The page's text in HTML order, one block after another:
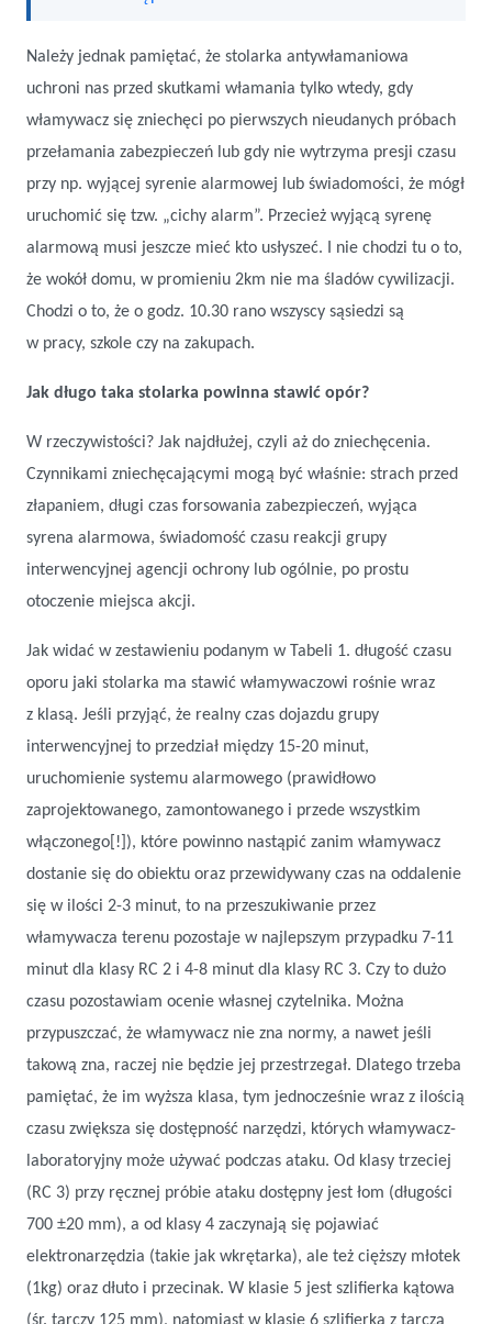
Należy jednak pamiętać, że stolarka antywłamaniowa
uchroni nas przed skutkami włamania tylko wtedy, gdy
włamywacz się zniechęci po pierwszych nieudanych próbach
przełamania zabezpieczeń lub gdy nie wytrzyma presji czasu
przy np. wyjącej syrenie alarmowej lub świadomości, że mógł
uruchomić się tzw. „cichy alarm”. Przecież wyjącą syrenę
alarmową musi jeszcze mieć kto usłyszeć. I nie chodzi tu o to,
że wokół domu, w promieniu 2km nie ma śladów cywilizacji.
Chodzi o to, że o godz. 10.30 rano wszyscy sąsiedzi są
w pracy, szkole czy na zakupach.
Jak długo taka stolarka powinna stawić opór?
W rzeczywistości? Jak najdłużej, czyli aż do zniechęcenia.
Czynnikami zniechęcającymi mogą być właśnie: strach przed
złapaniem, długi czas forsowania zabezpieczeń, wyjąca
syrena alarmowa, świadomość czasu reakcji grupy
interwencyjnej agencji ochrony lub ogólnie, po prostu
otoczenie miejsca akcji.
Jak widać w zestawieniu podanym w Tabeli 1. długość czasu
oporu jaki stolarka ma stawić włamywaczowi rośnie wraz
z klasą. Jeśli przyjąć, że realny czas dojazdu grupy
interwencyjnej to przedział między 15-20 minut,
uruchomienie systemu alarmowego (prawidłowo
zaprojektowanego, zamontowanego i przede wszystkim
włączonego[!]), które powinno nastąpić zanim włamywacz
dostanie się do obiektu oraz przewidywany czas na oddalenie
się w ilości 2-3 minut, to na przeszukiwanie przez
włamywacza terenu pozostaje w najlepszym przypadku 7-11
minut dla klasy RC 2 i 4-8 minut dla klasy RC 3. Czy to dużo
czasu pozostawiam ocenie własnej czytelnika. Można
przypuszczać, że włamywacz nie zna normy, a nawet jeśli
takową zna, raczej nie będzie jej przestrzegał. Dlatego trzeba
pamiętać, że im wyższa klasa, tym jednocześnie wraz z ilością
czasu zwiększa się dostępność narzędzi, których włamywacz-
laboratoryjny może używać podczas ataku. Od klasy trzeciej
(RC 3) przy ręcznej próbie ataku dostępny jest łom (długości
700 ±20 mm), a od klasy 4 zaczynają się pojawiać
elektronarzędzia (takie jak wkrętarka), ale też cięższy młotek
(1kg) oraz dłuto i przecinak. W klasie 5 jest szlifierka kątowa
(śr. tarczy 125 mm), natomiast w klasie 6 szlifierka z tarczą